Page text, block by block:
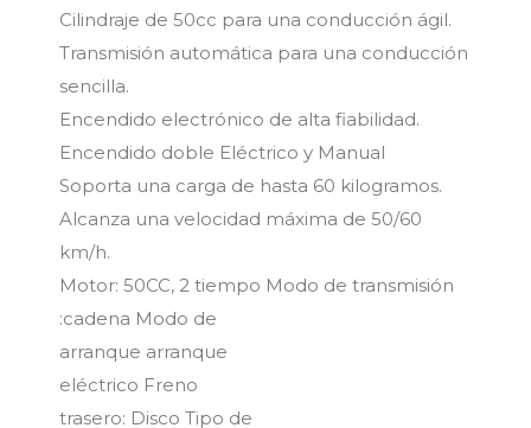
Cilindraje de 50cc para una conducción ágil.
Transmisión automática para una conducción
sencilla.
Encendido electrónico de alta fiabilidad.
Encendido doble Eléctrico y Manual
Soporta una carga de hasta 60 kilogramos.
Alcanza una velocidad máxima de 50/60
km/h.
Motor: 50CC, 2 tiempo Modo de transmisión
:cadena Modo de
arranque arranque
eléctrico Freno
trasero: Disco Tipo de